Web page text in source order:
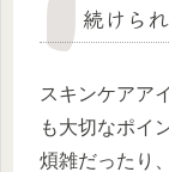
続けら
スキンケアア
も大切なポイ
煩雑だったり